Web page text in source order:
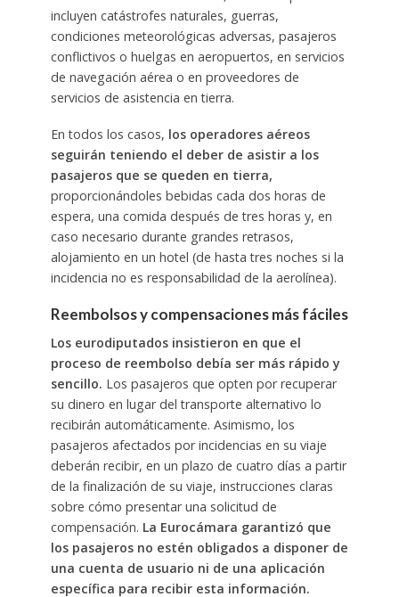
incluyen catástrofes naturales, guerras,
condiciones meteorológicas adversas, pasajeros
conflictivos o huelgas en aeropuertos, en servicios
de navegación aérea o en proveedores de
servicios de asistencia en tierra.
En todos los casos, los operadores aéreos
seguirán teniendo el deber de asistir a los
pasajeros que se queden en tierra,
proporcionándoles bebidas cada dos horas de
espera, una comida después de tres horas y, en
caso necesario durante grandes retrasos,
alojamiento en un hotel (de hasta tres noches si la
incidencia no es responsabilidad de la aerolínea).
Reembolsos y compensaciones más fáciles
Los eurodiputados insistieron en que el
proceso de reembolso debía ser más rápido y
sencillo. Los pasajeros que opten por recuperar
su dinero en lugar del transporte alternativo lo
recibirán automáticamente. Asimismo, los
pasajeros afectados por incidencias en su viaje
deberán recibir, en un plazo de cuatro días a partir
de la finalización de su viaje, instrucciones claras
sobre cómo presentar una solicitud de
compensación. La Eurocámara garantizó que
los pasajeros no estén obligados a disponer de
una cuenta de usuario ni de una aplicación
específica para recibir esta información.